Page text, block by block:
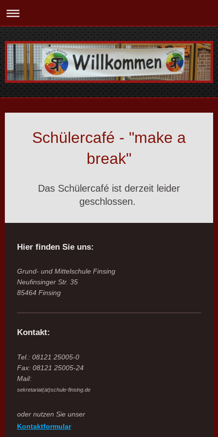
Schülercafé - "make a
break"
Das Schülercafé ist derzeit leider
geschlossen.
Hier finden Sie uns:
Grund- und Mittelschule Finsing
Neufinsinger Str. 35
85464 Finsing
Kontakt:
Tel.: 08121 25005-0
Fax: 08121 25005-24
Mail:
sekretariat(at)schule-finsing.de
oder nutzen Sie unser
Kontaktformular